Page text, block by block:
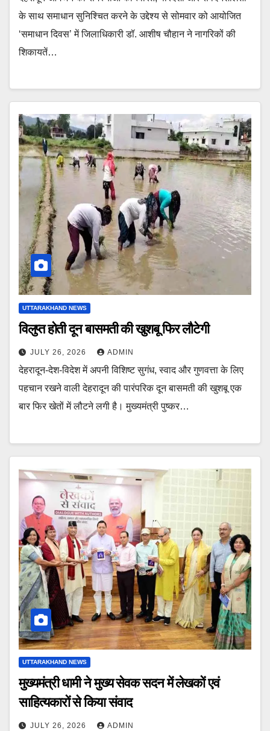
के साथ समाधान सुनिश्चित करने के उद्देश्य से सोमवार को आयोजित
‘समाधान दिवस’ में जिलाधिकारी डॉ. आशीष चौहान ने नागरिकों की
शिकायतें…
UTTARAKHAND NEWS
विलुप्त होती दून बासमती की खुशबू फिर लौटेगी
JULY 26, 2026 ADMIN
देहरादून-देश-विदेश में अपनी विशिष्ट सुगंध, स्वाद और गुणवत्ता के लिए
पहचान रखने वाली देहरादून की पारंपरिक दून बासमती की खुशबू एक
बार फिर खेतों में लौटने लगी है। मुख्यमंत्री पुष्कर…
UTTARAKHAND NEWS
मुख्यमंत्री धामी ने मुख्य सेवक सदन में लेखकों एवं
साहित्यकारों से किया संवाद
JULY 26, 2026 ADMIN